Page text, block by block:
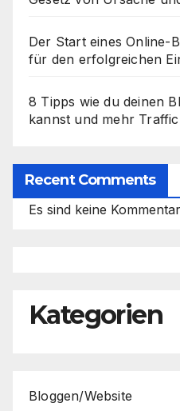
Der Start eines Online-
für den erfolgreichen
8 Tipps wie du deinen
kannst und mehr
Recent Comments
Es sind keine
Kategorien
Bloggen/Website